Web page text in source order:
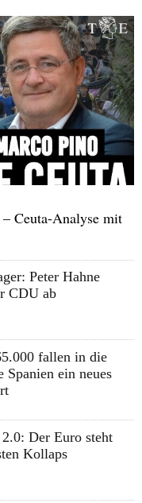
Ceuta-Analyse mit
Peter Hahne
CDU ab
fallen in die
Spanien ein neues
Der Euro steht
Kollaps